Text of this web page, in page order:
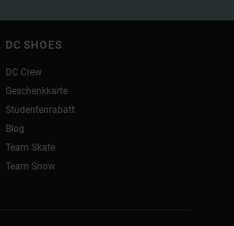
DC SHOES
DC Crew
Geschenkkarte
Studentenrabatt
Blog
Team Skate
Team Snow